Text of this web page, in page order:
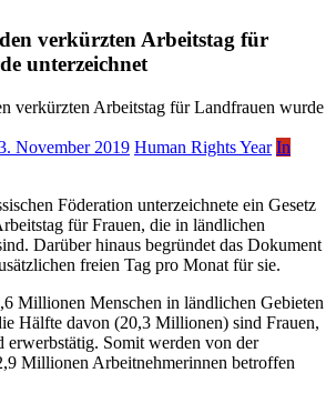
verkürzten Arbeitstag für
unterzeichnet
November 2019 Human Rights Year In
Föderation unterzeichnete ein Gesetz
für Frauen, die in ländlichen
Darüber hinaus begründet das Dokument
freien Tag pro Monat für sie.
Millionen Menschen in ländlichen Gebieten
Hälfte davon (20,3 Millionen) sind Frauen,
erwerbstätig. Somit werden von der
Millionen Arbeitnehmerinnen betroffen